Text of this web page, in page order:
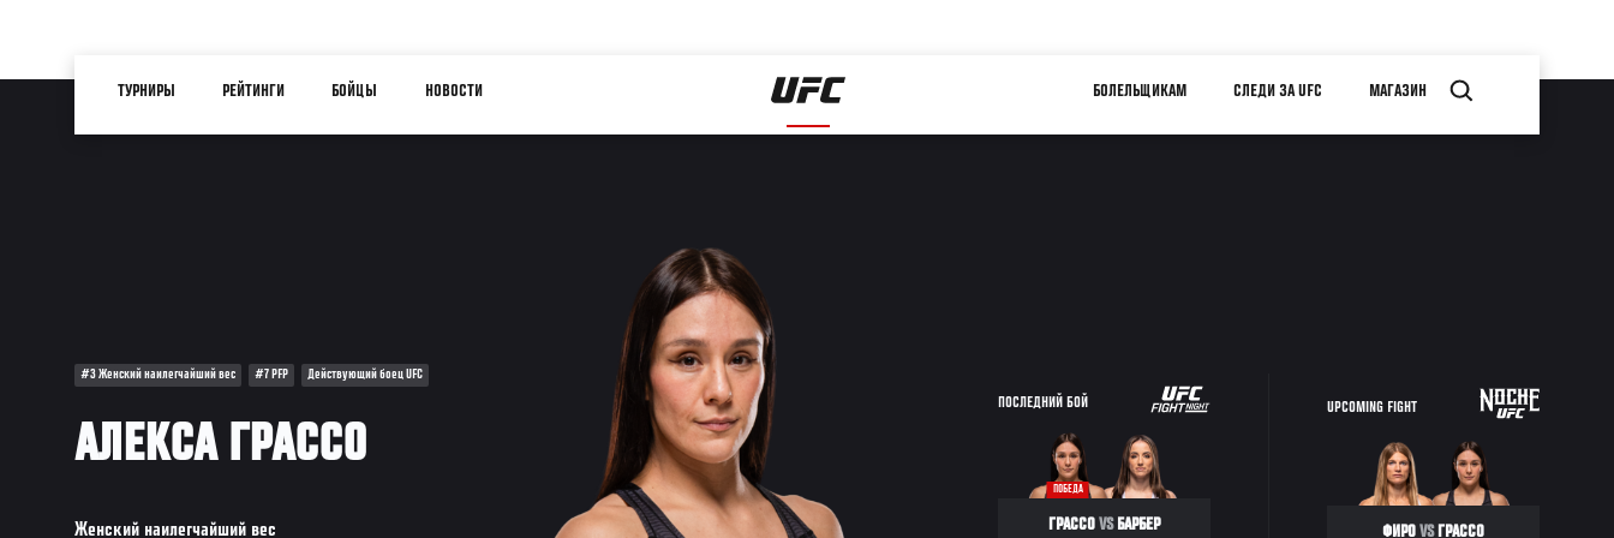
navigation
ТУРНИРЫ РЕЙТИНГИ БОЙЦЫ НОВОСТИ БОЛЕЛЬЩИКАМ СЛЕДИ ЗА UFC МАГАЗИН
#3 Женский наилегчайший вес #7 PFP Действующий боец UFC
АЛЕКСА ГРАССО
Женский наилегчайший вес
ПОСЛЕДНИЙ БОЙ
ПОБЕДА
ГРАССОVSБАРБЕР
UPCOMING FIGHT
ФИРОVSГРАССО